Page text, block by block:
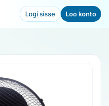
Logi sisse Loo konto